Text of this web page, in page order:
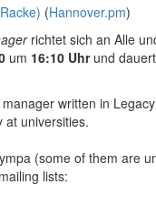
(Hannover.pm)
richtet sich an Alle
um 16:10 Uhrund dauert
written in
at universities.
(some of them are
lists: